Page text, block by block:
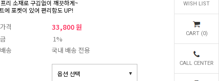
WISH LIST
CART (0)
CALL CENTER
리 소재로 구김없이 깨끗하게~
에 포켓이 있어 편리함도 UP!
격 33,800 원
1%
송
국내 배송 전용